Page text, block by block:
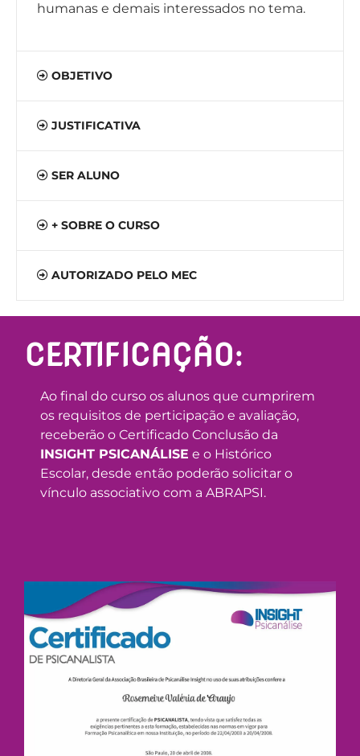
humanas e demais interessados no tema.
OBJETIVO
JUSTIFICATIVA
SER ALUNO
+ SOBRE O CURSO
AUTORIZADO PELO MEC
CERTIFICAÇÃO:
Ao final do curso os alunos que cumprirem
os requisitos de perticipação e avaliação,
receberão o Certificado Conclusão da
INSIGHT PSICANÁLISE e o Histórico
Escolar, desde então poderão solicitar o
vínculo associativo com a ABRAPSI.